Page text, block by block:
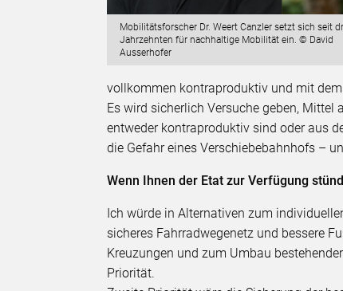
Mobilitätsforscher Dr. Weert Canzler setzt sich seit
Jahrzehnten für nachhaltige Mobilität ein. © David
Ausserhofer
vollkommen kontraproduktiv und mit
Es wird sicherlich Versuche geben, Mittel
entweder kontraproduktiv sind oder aus
die Gefahr eines Verschiebebahnhofs –
Wenn Ihnen der Etat zur Verfügung
Ich würde in Alternativen zum
sicheres Fahrradwegenetz und bessere
Kreuzungen und zum Umbau
Priorität.